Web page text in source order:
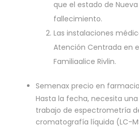
que el estado de
fallecimiento.
Las instalaciones
Atención Centrada en
Familiaalice Rivlin.
Semenax precio en
Hasta la fecha, necesita
trabajo de espectrometría
cromatografía líquida (LC-